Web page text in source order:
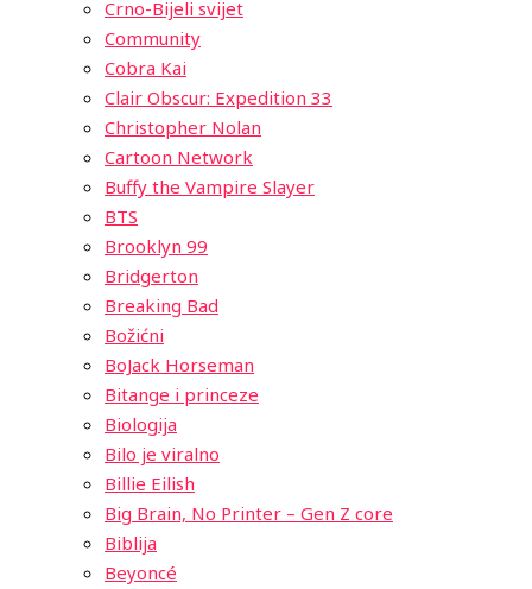
Crno-Bijeli svijet
Community
Cobra Kai
Clair Obscur: Expedition 33
Christopher Nolan
Cartoon Network
Buffy the Vampire Slayer
BTS
Brooklyn 99
Bridgerton
Breaking Bad
Božićni
BoJack Horseman
Bitange i princeze
Biologija
Bilo je viralno
Billie Eilish
Big Brain, No Printer – Gen Z core
Biblija
Beyoncé